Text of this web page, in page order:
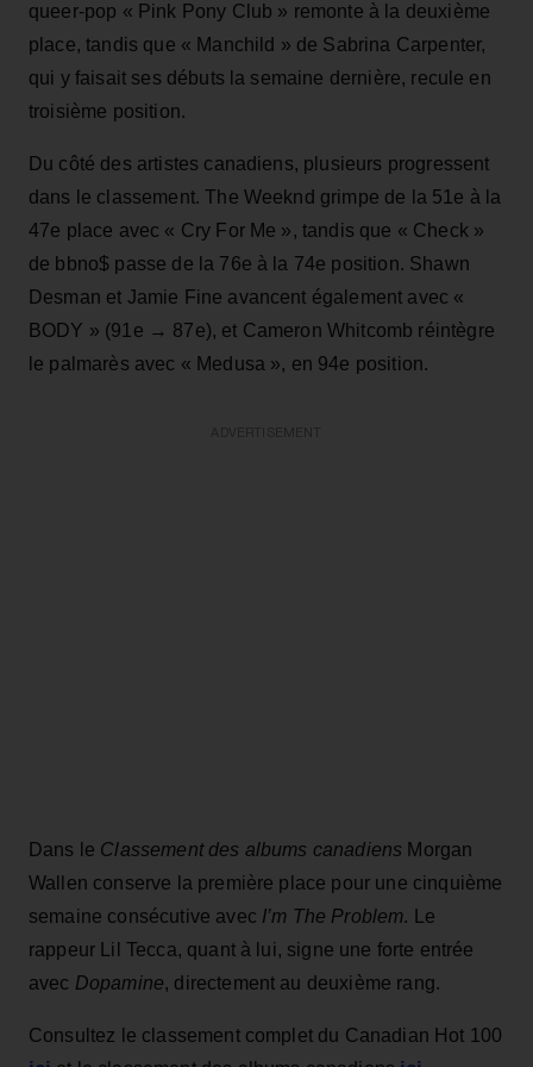
queer-pop « Pink Pony Club » remonte à la deuxième
place, tandis que « Manchild » de Sabrina Carpenter,
qui y faisait ses débuts la semaine dernière, recule en
troisième position.
Du côté des artistes canadiens, plusieurs progressent
dans le classement. The Weeknd grimpe de la 51e à la
47e place avec « Cry For Me », tandis que « Check »
de bbno$ passe de la 76e à la 74e position. Shawn
Desman et Jamie Fine avancent également avec «
BODY » (91e → 87e), et Cameron Whitcomb réintègre
le palmarès avec « Medusa », en 94e position.
Dans le Classement des albums canadiens Morgan
Wallen conserve la première place pour une cinquième
semaine consécutive avec I’m The Problem. Le
rappeur Lil Tecca, quant à lui, signe une forte entrée
avec Dopamine, directement au deuxième rang.
Consultez le classement complet du Canadian Hot 100